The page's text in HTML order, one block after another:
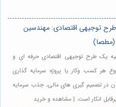
طرح توجیهی اقتصادی: مهندسین
(مطصا)
یک طرح توجیهی اقتصادی حرفه ای و
هر کسب وکار یا پروژه سرمایه گذاری
تصمیم گیری های مالی، جذب سرمایه
انکار است. | مشاهده و خرید